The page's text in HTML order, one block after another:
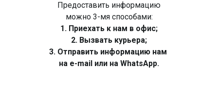
Предоставить информацию
можно 3-мя способами:
1. Приехать к нам в офис;
2. Вызвать курьера;
3. Отправить информацию нам
на e-mail или на WhatsApp.